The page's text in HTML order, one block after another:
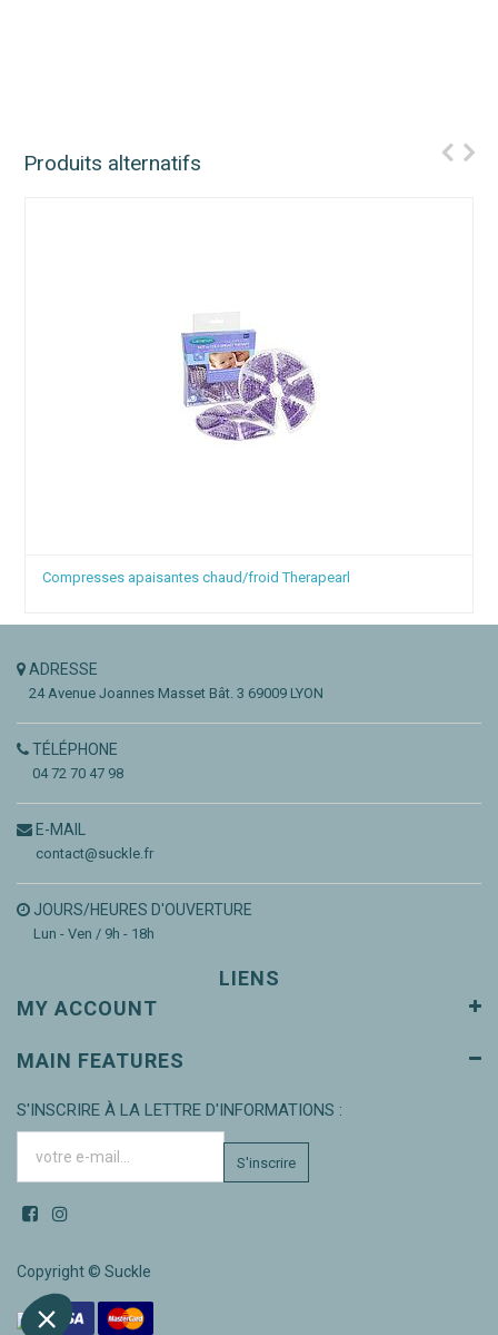
Produits alternatifs
Compresses apaisantes chaud/froid Therapearl
ADRESSE
24 Avenue Joannes Masset Bât. 3 69009 LYON
TÉLÉPHONE
04 72 70 47 98
E-MAIL
contact@suckle.fr
JOURS/HEURES D'OUVERTURE
Lun - Ven / 9h - 18h
LIENS
MY ACCOUNT
MAIN FEATURES
S'INSCRIRE À LA LETTRE D'INFORMATIONS :
S'inscrire
Copyright © Suckle